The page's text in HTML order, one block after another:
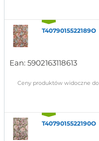
T4079015522189O
Ean: 5902163118613
Ceny produktów widoczne
T4079015522190O